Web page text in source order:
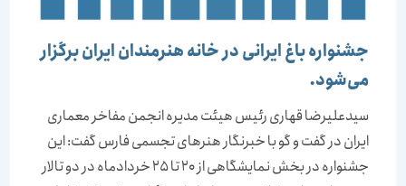
جشنواره باغ ایرانی در خانه هنرمندان ایران برگزار
می‌شود.
سیدعلیرضا قهاری رئیس هیئت مدیره انجمن مفاخر معماری
ایران در گفت و گو با خبرنگار هنرهای تجسمی فارس گفت: این
جشنواره در بخش نمایشگاهی از 20 تا 25 خردادماه در دو تالار